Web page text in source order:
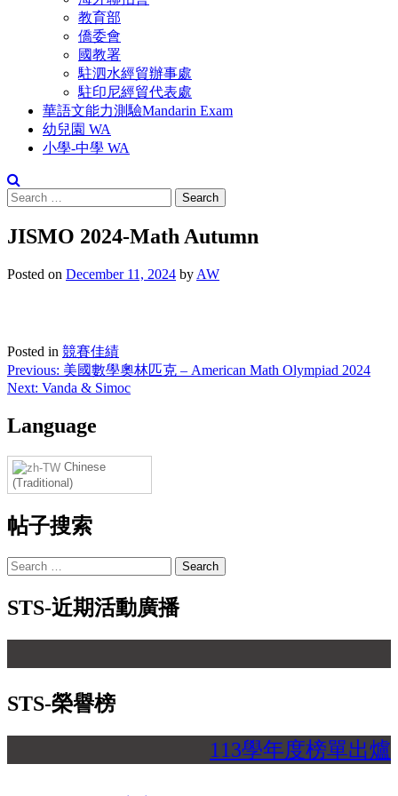
教育部
僑委會
國教署
駐泗水經貿辦事處
駐印尼經貿代表處
華語文能力測驗Mandarin Exam
幼兒園 WA
小學-中學 WA
Search
for:
JISMO 2024-Math Autumn
Posted on December 11, 2024 by AW
Posted in 競賽佳績
Post
navigation
Previous: 美國數學奧林匹克 – American Math Olympiad 2024
Next: Vanda & Simoc
Language
Chinese
(Traditional)
帖子搜索
Search
for:
STS-近期活動廣播
STS-榮譽榜
113學年度榜單出